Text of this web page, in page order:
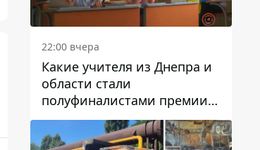
22:00 вчера
Какие учителя из Днепра и
области стали
полуфиналистами премии
Global Teacher Prize Ukraine
2026